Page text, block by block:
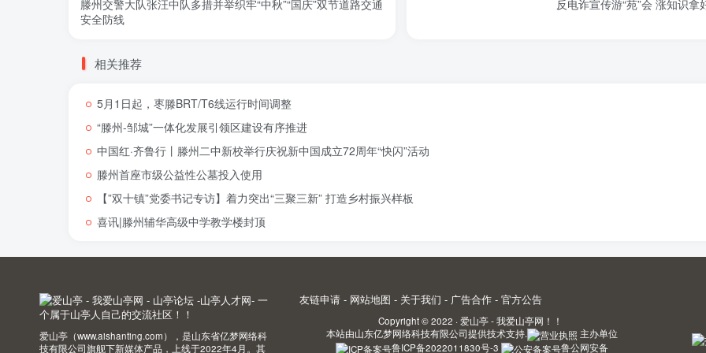
滕州交警大队张汪中队多措并举织牢“中秋”“国庆”双节道路交通
安全防线
反电诈宣传游“苑”会 涨知识拿
相关推荐
5月1日起，枣滕BRT/T6线运行时间调整
“滕州-邹城”一体化发展引领区建设有序推进
中国红·齐鲁行丨滕州二中新校举行庆祝新中国成立72周年“快闪”活动
滕州首座市级公益性公墓投入使用
【”双十镇”党委书记专访】着力突出“三聚三新” 打造乡村振兴样板
喜讯|滕州辅华高级中学教学楼封顶
爱山亭（www.aishanting.com），是山东省亿梦网络科
技有限公司旗舰下新媒体产品，上线于2022年4月。其
友链申请 - 网站地图 - 关于我们 - 广告合作 - 官方公告
Copyright © 2022 · 爱山亭 - 我爱山亭网！！
本站由山东亿梦网络科技有限公司提供技术支持.
主办单位
鲁ICP备2022011830号-3
鲁公网安备